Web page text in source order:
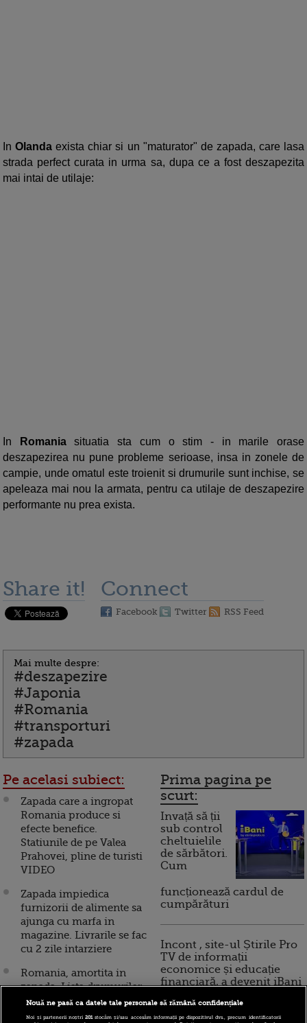
In Olanda exista chiar si un "maturator" de zapada, care lasa
strada perfect curata in urma sa, dupa ce a fost deszapezita
mai intai de utilaje:
In Romaniasituatia sta cum o stim - in marile orase
deszapezirea nu pune probleme serioase, insa in zonele de
campie, unde omatul este troienit si drumurile sunt inchise, se
apeleaza mai nou la armata, pentru ca utilaje de deszapezire
performante nu prea exista.
Share it! Connect
Facebook Twitter RSS Feed
Mai multe despre:
#deszapezire
#Japonia
#Romania
#transporturi
#zapada
Pe acelasi subiect:
Zapada care a ingropat
Romania produce si
efecte benefice.
Statiunile de pe Valea
Prahovei, pline de turisti
VIDEO
Zapada impiedica
furnizorii de alimente sa
ajunga cu marfa in
magazine. Livrarile se fac
cu 2 zile intarziere
Romania, amortita in
zapada. Lista drumurilor
inchise vineri dimineata
VIDEO
Prima pagina pe
scurt:
Invață să ții
sub control
cheltuielile
de sărbători.
Cum
funcționează cardul de
cumpărături
Incont , site-ul Știrile Pro
TV de informații
economice și educație
financiară, a devenit iBani
Nouă ne pasă ca datele tale personale să rămână confidențiale
Noi și partenerii noștri201stocăm și/sau accesăm informații pe dispozitivul dvs., precum identificatorii